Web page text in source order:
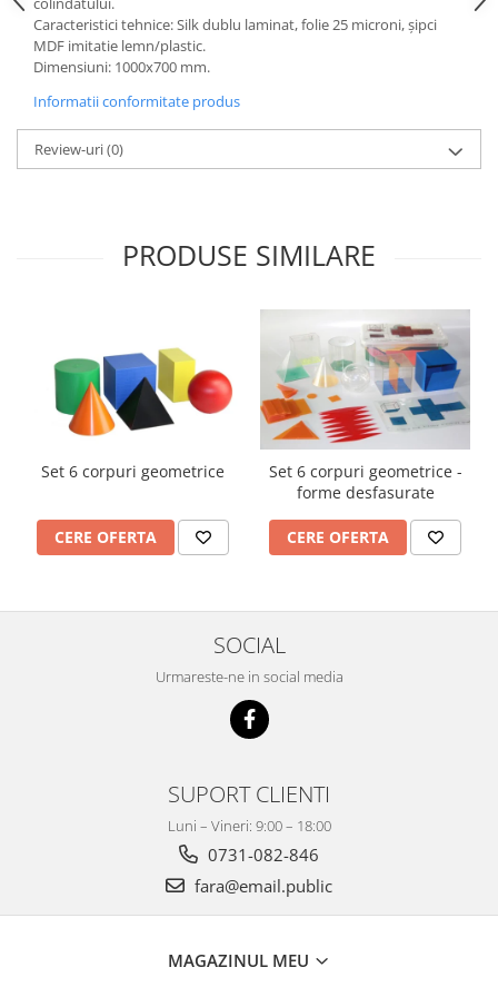
Accesorii
Panouri Afisare
Table magnetice din sticla
Caracteristici tehnice: Silk dublu laminat, folie 25 microni, şipci
MDF imitatie lemn/plastic.
Dimensiuni: 1000x700 mm.
Informatii conformitate produs
Review-uri(0)
PRODUSE SIMILARE
Set 6 corpuri geometrice
CERE OFERTA
Set 6 corpuri geometrice -
forme desfasurate
CERE OFERTA
SOCIAL
Urmareste-ne in social media
SUPORT CLIENTI
Luni – Vineri: 9:00 – 18:00
0731-082-846
fara@email.public
MAGAZINUL MEU